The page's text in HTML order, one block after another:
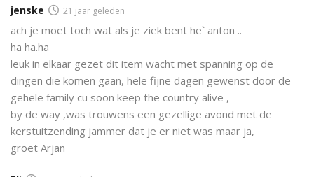
jenske 21 jaar geleden
ach je moet toch wat als je ziek bent he` anton ..
ha ha.ha
leuk in elkaar gezet dit item wacht met spanning op de
dingen die komen gaan, hele fijne dagen gewenst door de
gehele family cu soon keep the country alive ,
by de way ,was trouwens een gezellige avond met de
kerstuitzending jammer dat je er niet was maar ja,
groet Arjan